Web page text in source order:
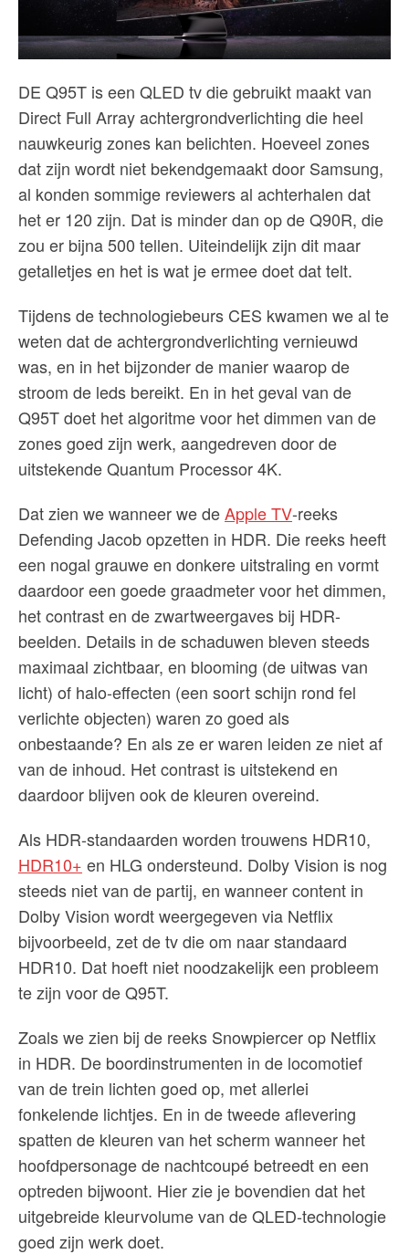
DE Q95T is een QLED tv die gebruikt maakt van
Direct Full Array achtergrondverlichting die heel
nauwkeurig zones kan belichten. Hoeveel zones
dat zijn wordt niet bekendgemaakt door Samsung,
al konden sommige reviewers al achterhalen dat
het er 120 zijn. Dat is minder dan op de Q90R, die
zou er bijna 500 tellen. Uiteindelijk zijn dit maar
getalletjes en het is wat je ermee doet dat telt.
Tijdens de technologiebeurs CES kwamen we al te
weten dat de achtergrondverlichting vernieuwd
was, en in het bijzonder de manier waarop de
stroom de leds bereikt. En in het geval van de
Q95T doet het algoritme voor het dimmen van de
zones goed zijn werk, aangedreven door de
uitstekende Quantum Processor 4K.
Dat zien we wanneer we deApple TV-reeks
Defending Jacob opzetten in HDR. Die reeks heeft
een nogal grauwe en donkere uitstraling en vormt
daardoor een goede graadmeter voor het dimmen,
het contrast en de zwartweergaves bij HDR-
beelden. Details in de schaduwen bleven steeds
maximaal zichtbaar, en blooming (de uitwas van
licht) of halo-effecten (een soort schijn rond fel
verlichte objecten) waren zo goed als
onbestaande? En als ze er waren leiden ze niet af
van de inhoud. Het contrast is uitstekend en
daardoor blijven ook de kleuren overeind.
Als HDR-standaarden worden trouwens HDR10,
HDR10+ en HLG ondersteund. Dolby Vision is nog
steeds niet van de partij, en wanneer content in
Dolby Vision wordt weergegeven via Netflix
bijvoorbeeld, zet de tv die om naar standaard
HDR10. Dat hoeft niet noodzakelijk een probleem
te zijn voor de Q95T.
Zoals we zien bij de reeks Snowpiercer op Netflix
in HDR. De boordinstrumenten in de locomotief
van de trein lichten goed op, met allerlei
fonkelende lichtjes. En in de tweede aflevering
spatten de kleuren van het scherm wanneer het
hoofdpersonage de nachtcoupé betreedt en een
optreden bijwoont. Hier zie je bovendien dat het
uitgebreide kleurvolume van de QLED-technologie
goed zijn werk doet.